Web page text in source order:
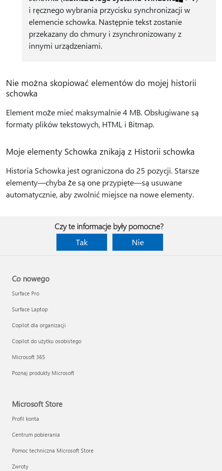
i ręcznego wybrania przycisku synchronizacji w
elemencie schowka. Następnie tekst zostanie
przekazany do chmury i zsynchronizowany z
innymi urządzeniami.
Nie można skopiować elementów do mojej historii
schowka
Element może mieć maksymalnie 4 MB. Obsługiwane są
formaty plików tekstowych, HTML i Bitmap.
Moje elementy Schowka znikają z Historii schowka
Historia Schowka jest ograniczona do 25 pozycji. Starsze
elementy—chyba że są one przypięte—są usuwane
automatycznie, aby zwolnić miejsce na nowe elementy.
Czy te informacje były pomocne?
Tak
Nie
Co nowego
Surface Pro
Surface Laptop
Copilot dla organizacji
Copilot do użytku osobistego
Microsoft 365
Poznaj produkty Microsoft
Microsoft Store
Profil konta
Centrum pobierania
Pomoc techniczna Microsoft Store
Zwroty